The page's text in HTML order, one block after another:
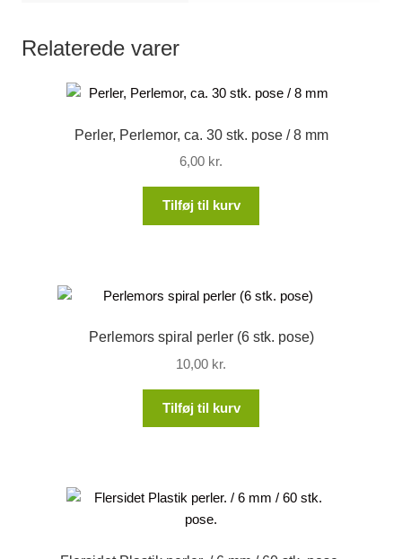
Relaterede varer
Perler, Perlemor, ca. 30 stk. pose / 8 mm
6,00 kr.
Tilføj til kurv
Perlemors spiral perler (6 stk. pose)
10,00 kr.
Tilføj til kurv